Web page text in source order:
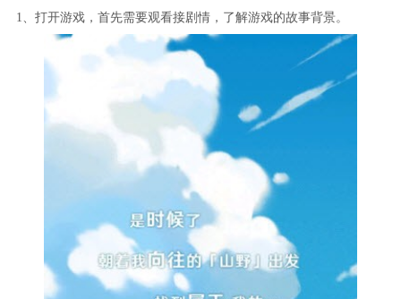
1、打开游戏，首先需要观看接剧情，了解游戏的故事背景。